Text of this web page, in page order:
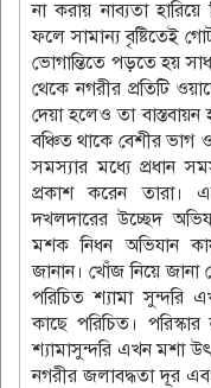
না করায় নাব্যতা
ফলে সামান্য বৃষ্টিতেই
ভোগান্তিতে পড়তে হয়
থেকে নগরীর প্রতিটি
দেয়া হলেও তা
বঞ্চিত থাকে বেশীর ভাগ
সমস্যার মধ্যে প্রধান
প্রকাশ করেন তারা।
দখলদারের উচ্ছেদ
মশক নিধন অভিযান
জানান। খোঁজ নিয়ে
পরিচিত শ্যামা সুন্দরি
কাছে পরিচিত।
শ্যামাসুন্দরি এখন মশা
নগরীর জলাবদ্ধতা দূর